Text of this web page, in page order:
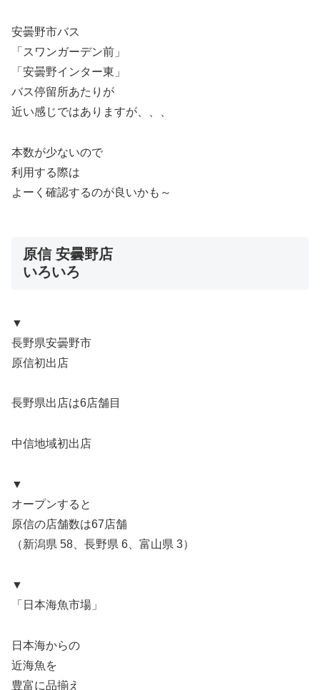
安曇野市バス
「スワンガーデン前」
「安曇野インター東」
バス停留所あたりが
近い感じではありますが、、、
本数が少ないので
利用する際は
よーく確認するのが良いかも～
原信 安曇野店
いろいろ
▼
長野県安曇野市
原信初出店
長野県出店は6店舗目
中信地域初出店
▼
オープンすると
原信の店舗数は67店舗
（新潟県 58、長野県 6、富山県 3）
▼
「日本海魚市場」
日本海からの
近海魚を
豊富に品揃え